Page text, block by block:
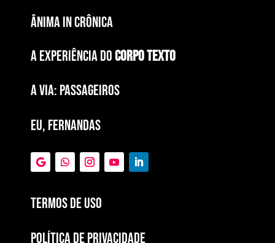
ÂNIMA IN CRÔNICA
A EXPERIÊNCIA DOCORPO TEXTO
a via: paSSAGEIROS
EU, FERNANDAS
Termos de Uso
POLÍTICA DE PRIVACIDADE